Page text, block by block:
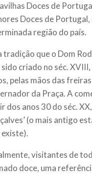
Doces de
Doces de
região do país.
tradição que o Dom
criado no séc.
pelas mãos das
da Praça. A
dos anos 30 do séc.
(o mais antigo
existe).
visitantes de
doce, uma